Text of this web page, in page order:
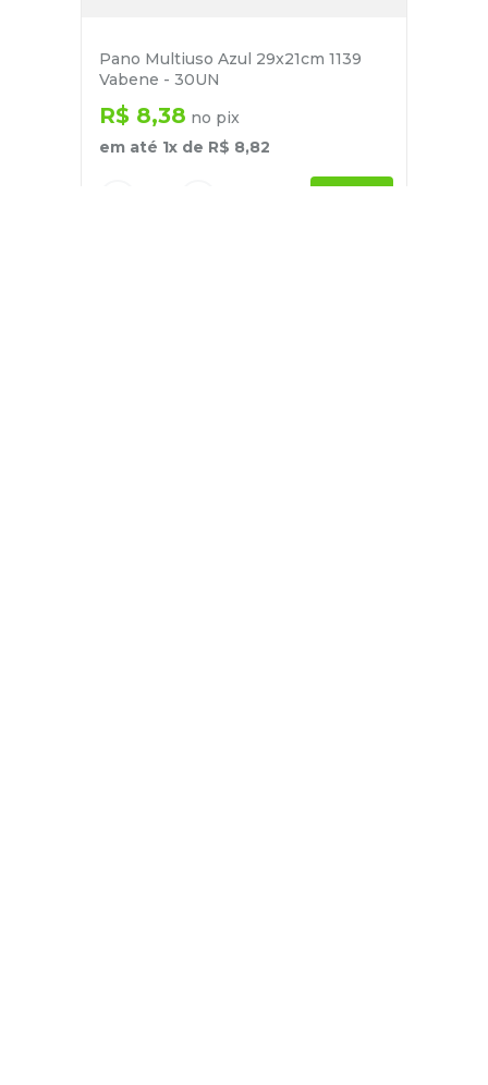
Pano Multiuso Azul 29x21cm 1139
Vabene - 30UN
R$ 8,38 no pix
em até 1x de R$ 8,82